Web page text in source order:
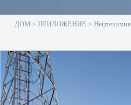
ДОМ > ПРИЛОЖЕНИЕ > Нефтехимия